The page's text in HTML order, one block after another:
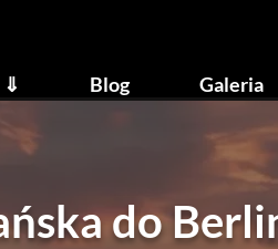
⇓ Blog Galeria
do